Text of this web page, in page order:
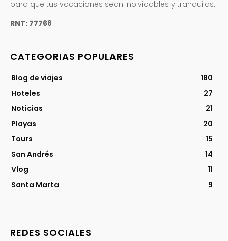
para que tus vacaciones sean inolvidables y tranquilas.
RNT: 77768
CATEGORIAS POPULARES
Blog de viajes
180
Hoteles
27
Noticias
21
Playas
20
Tours
15
San Andrés
14
Vlog
11
Santa Marta
9
REDES SOCIALES